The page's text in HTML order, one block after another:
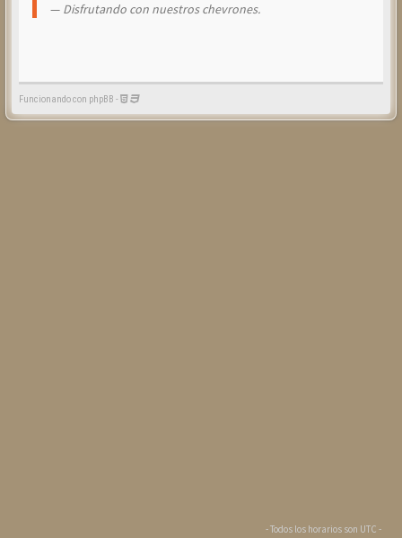
Disfrutando con nuestros chevrones.
Funcionando con phpBB -
- Todos los horarios son UTC -